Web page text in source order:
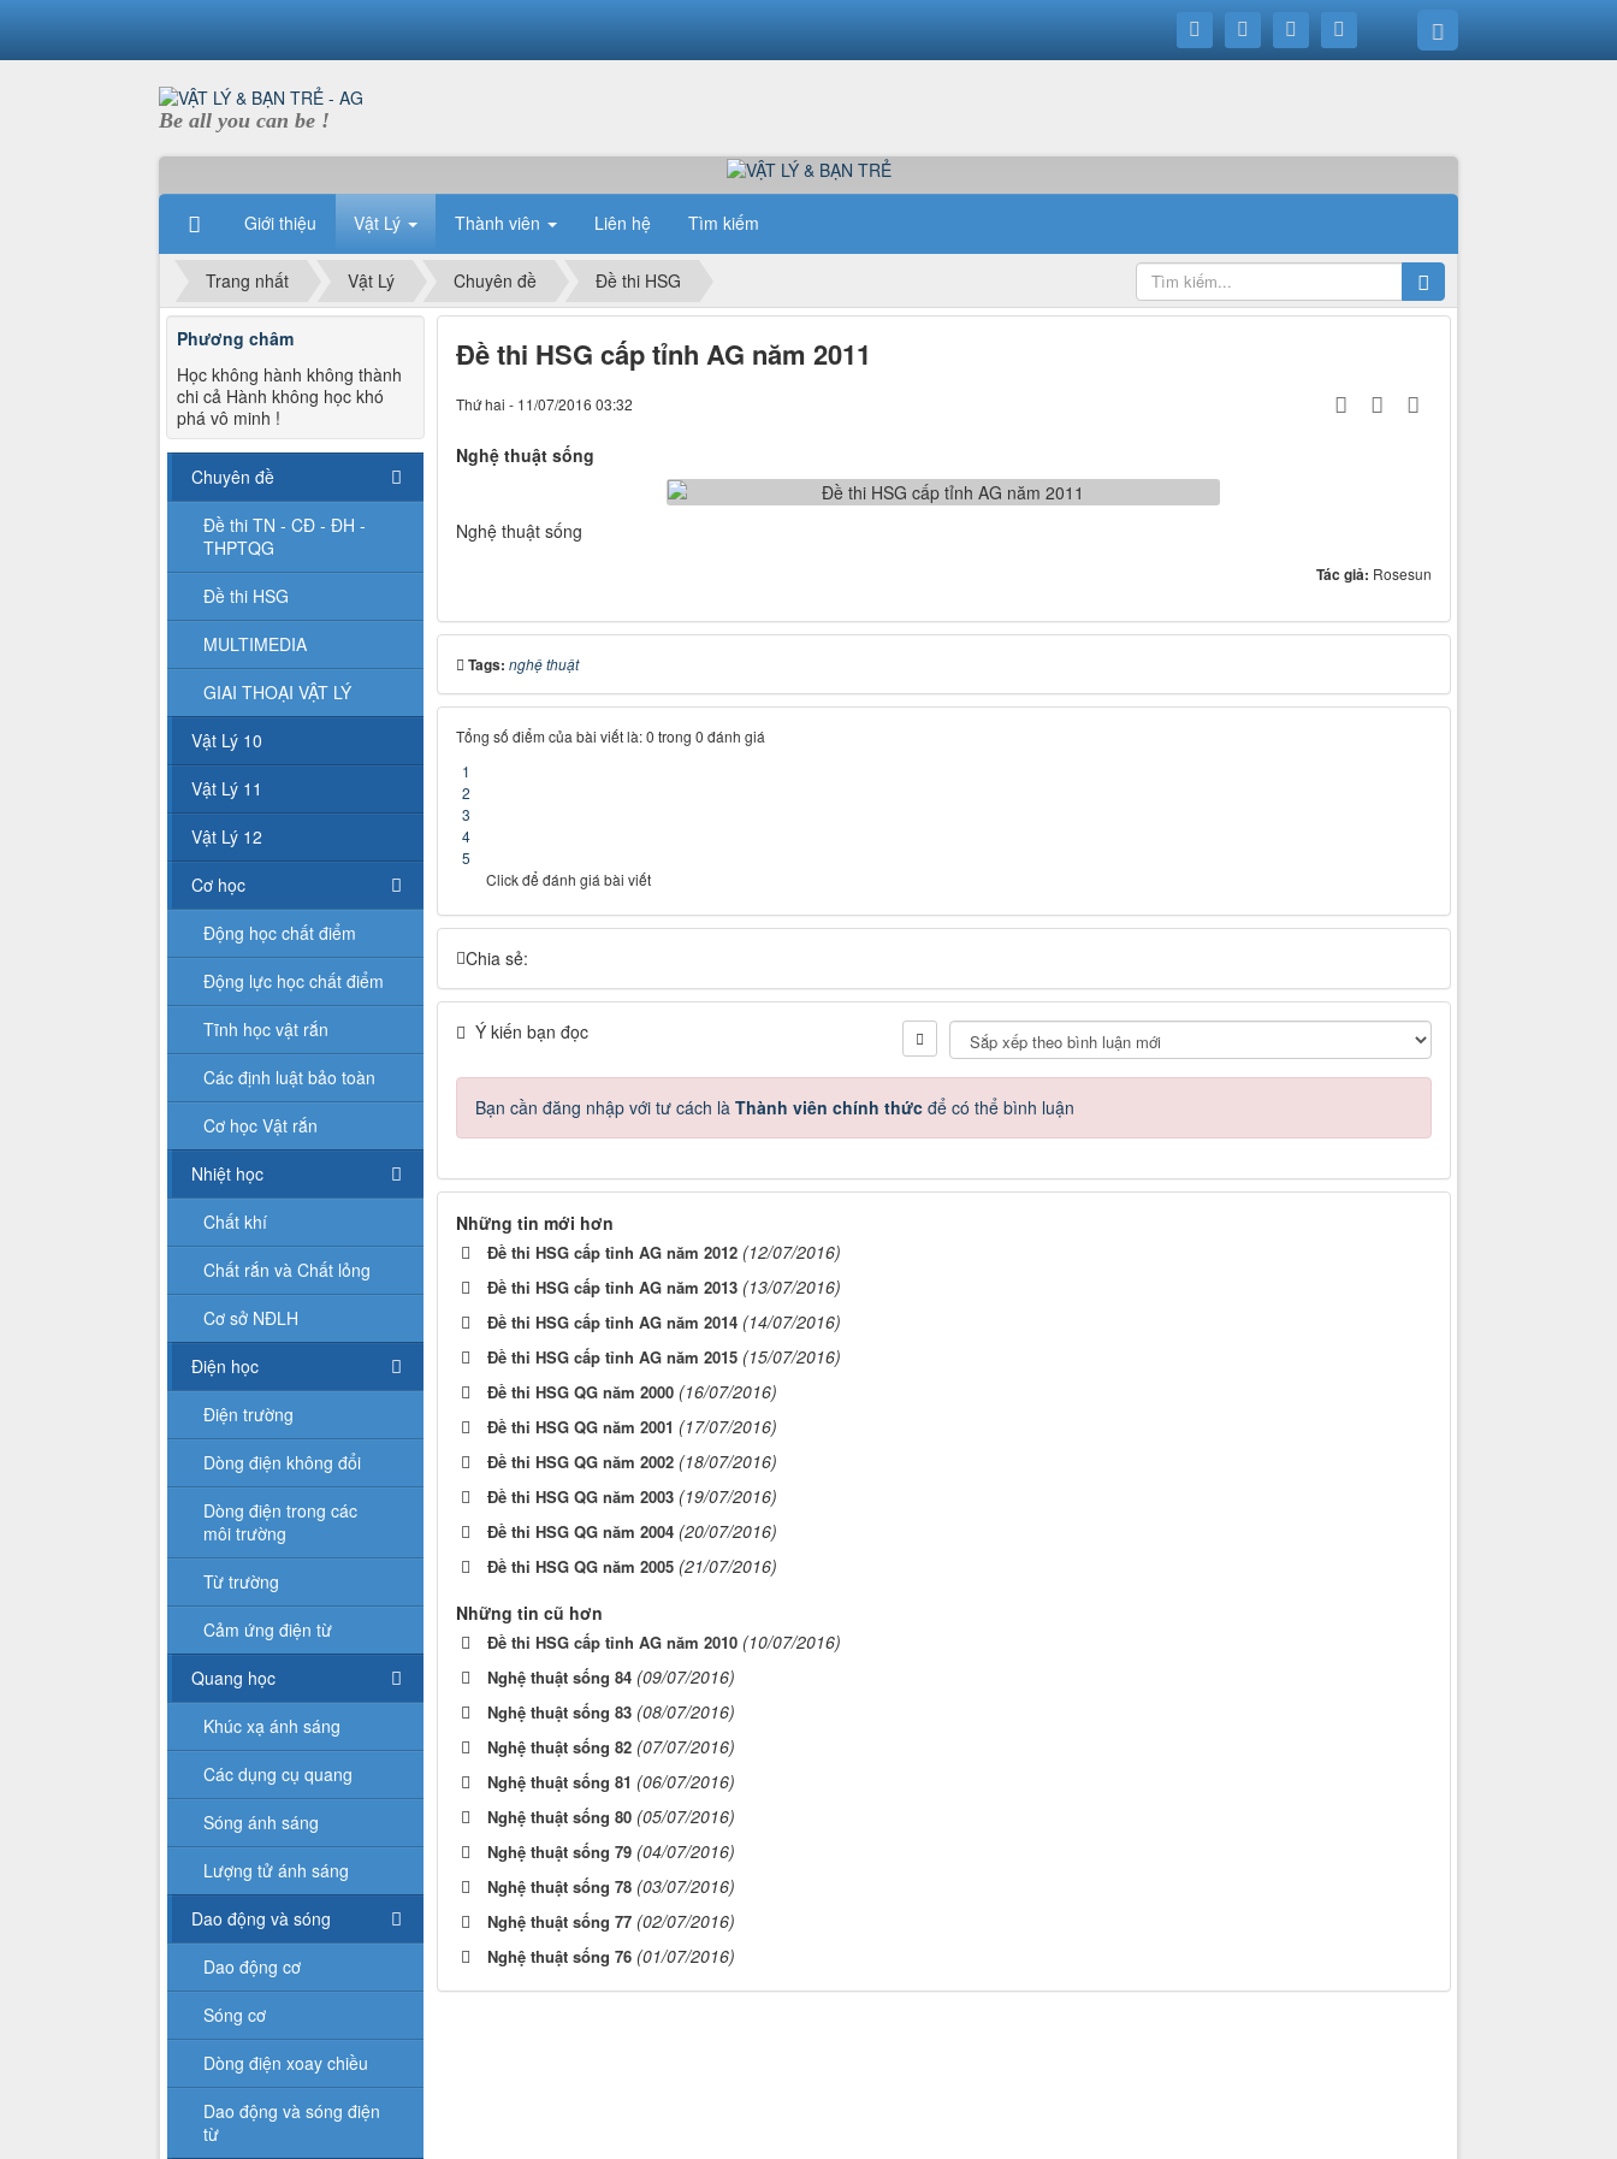
Be all you can be !
Giới thiệu Vật Lý Thành viên Liên hệ Tìm kiếm
Trang nhất Vật Lý Chuyên đề Đề thi HSG
Đề thi HSG cấp tỉnh AG năm 2011
Thứ hai - 11/07/2016 03:32
Nghệ thuật sống
Nghệ thuật sống
Tác giả: Rosesun
Tags: nghệ thuật
Tổng số điểm của bài viết là: 0 trong 0 đánh giá
1
2
3
4
5
Click để đánh giá bài viết
Chia sẻ:
Ý kiến bạn đọc
Bạn cần đăng nhập với tư cách là Thành viên chính thứcđể có thể bình luận
Những tin mới hơn
Đề thi HSG cấp tỉnh AG năm 2012 (12/07/2016)
Đề thi HSG cấp tỉnh AG năm 2013 (13/07/2016)
Đề thi HSG cấp tỉnh AG năm 2014 (14/07/2016)
Đề thi HSG cấp tỉnh AG năm 2015 (15/07/2016)
Đề thi HSG QG năm 2000 (16/07/2016)
Đề thi HSG QG năm 2001 (17/07/2016)
Đề thi HSG QG năm 2002 (18/07/2016)
Đề thi HSG QG năm 2003 (19/07/2016)
Đề thi HSG QG năm 2004 (20/07/2016)
Đề thi HSG QG năm 2005 (21/07/2016)
Những tin cũ hơn
Đề thi HSG cấp tỉnh AG năm 2010 (10/07/2016)
Nghệ thuật sống 84 (09/07/2016)
Nghệ thuật sống 83 (08/07/2016)
Nghệ thuật sống 82 (07/07/2016)
Nghệ thuật sống 81 (06/07/2016)
Nghệ thuật sống 80 (05/07/2016)
Nghệ thuật sống 79 (04/07/2016)
Nghệ thuật sống 78 (03/07/2016)
Nghệ thuật sống 77 (02/07/2016)
Nghệ thuật sống 76 (01/07/2016)
Phương châm
Học không hành không thành
chi cả Hành không học khó
phá vô minh !
Chuyên đề
Đề thi TN - CĐ - ĐH -
THPTQG
Đề thi HSG
MULTIMEDIA
GIAI THOẠI VẬT LÝ
Vật Lý 10
Vật Lý 11
Vật Lý 12
Cơ học
Động học chất điểm
Động lực học chất điểm
Tĩnh học vật rắn
Các định luật bảo toàn
Cơ học Vật rắn
Nhiệt học
Chất khí
Chất rắn và Chất lỏng
Cơ sở NĐLH
Điện học
Điện trường
Dòng điện không đổi
Dòng điện trong các
môi trường
Từ trường
Cảm ứng điện từ
Quang học
Khúc xạ ánh sáng
Các dụng cụ quang
Sóng ánh sáng
Lượng tử ánh sáng
Dao động và sóng
Dao động cơ
Sóng cơ
Dòng điện xoay chiều
Dao động và sóng điện
từ